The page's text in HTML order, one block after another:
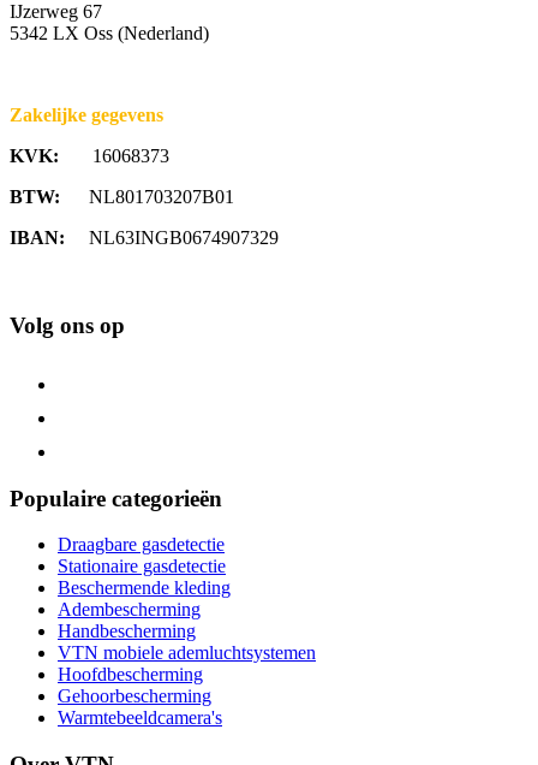
IJzerweg 67
5342 LX Oss (Nederland)
Zakelijke gegevens
KVK: 16068373
BTW: NL801703207B01
IBAN: NL63INGB0674907329
Volg ons op
Populaire categorieën
Draagbare gasdetectie
Stationaire gasdetectie
Beschermende kleding
Adembescherming
Handbescherming
VTN mobiele ademluchtsystemen
Hoofdbescherming
Gehoorbescherming
Warmtebeeldcamera's